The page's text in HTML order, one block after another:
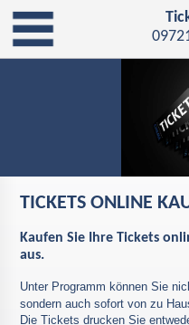
TICKETS ONLINE
Kaufen Sie Ihre Tickets
aus.
Unter Programm können Sie
sondern auch sofort von zu
Die Tickets drucken Sie